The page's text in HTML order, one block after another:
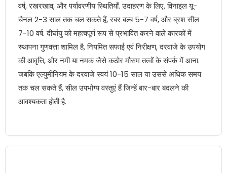
वर्ष, रखरखाव, और पर्यावरणीय स्थितियाँ. उदाहरण के लिए, विनाइल यू-
चैनल 2-3 साल तक चल सकते हैं, रबर बल्ब 5-7 वर्ष, और ब्रश सील
7-10 वर्ष. दीर्घायु को महत्वपूर्ण रूप से प्रभावित करने वाले कारकों में
स्थापना गुणवत्ता शामिल है, नियमित सफाई एवं निरीक्षण, दरवाजे के उपयोग
की आवृत्ति, और नमी या नमक जैसे कठोर मौसम तत्वों के संपर्क में आना.
जबकि एल्युमीनियम के दरवाजे स्वयं 10-15 साल या उससे अधिक समय
तक चल सकते हैं, सील उपभोग्य वस्तुएं हैं जिन्हें बार-बार बदलने की
आवश्यकता होती है.